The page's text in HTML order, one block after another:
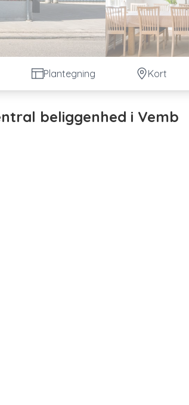
Plantegning Kort
beliggenhed i Vemb